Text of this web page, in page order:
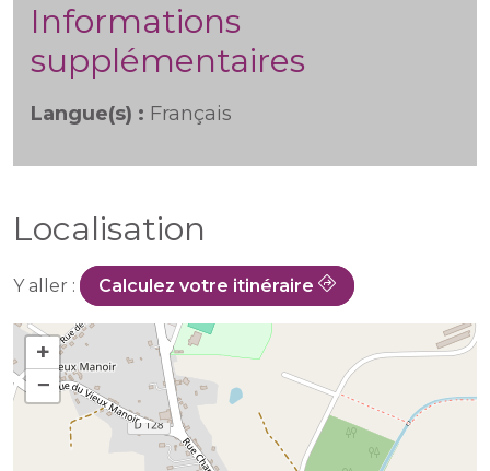
Informations
supplémentaires
Langue(s) : Français
Localisation
Y aller : Calculez votre itinéraire
+
−